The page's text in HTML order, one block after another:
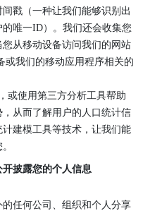
戳（一种让我们能够识别出
的唯一ID）。我们还会收集您
从移动设备访问我们的网站
或我们的移动应用程序相关的
或使用第三方分析工具帮助
从而了解用户的人口统计信
建模工具等技术，让我们能
开披露您的个人信息
的任何公司、组织和个人分享